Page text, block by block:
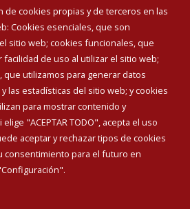
de cookies propias y de terceros en las
Cookies esenciales, que son
sitio web; cookies funcionales, que
de uso al utilizar el sitio web;
utilizamos para generar datos
las estadísticas del sitio web; y cookies
para mostrar contenido y
"ACEPTAR TODO", acepta el uso
aceptar y rechazar tipos de cookies
consentimiento para el futuro en
Eventos
Municipal
de interés
INICIAR SESIÓN
MAPA WEB